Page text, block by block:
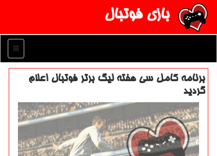
بازی فوتبال
منو
برنامه كامل سی هفته لیگ برتر فوتبال اعلام
گردید